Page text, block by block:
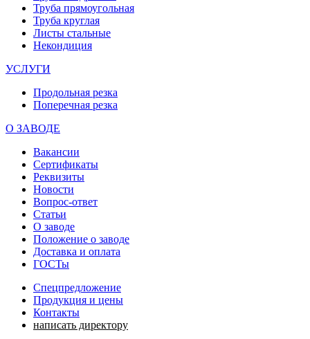
Труба прямоугольная
Труба круглая
Листы стальные
Некондиция
УСЛУГИ
Продольная резка
Поперечная резка
О ЗАВОДЕ
Вакансии
Сертификаты
Реквизиты
Новости
Вопрос-ответ
Статьи
О заводе
Положение о заводе
Доставка и оплата
ГОСТы
Спецпредложение
Продукция и цены
Контакты
написать директору